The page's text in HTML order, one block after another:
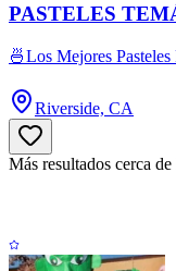
PASTELES
🍜Los Mejores
Riverside, CA
Más resultados cerca